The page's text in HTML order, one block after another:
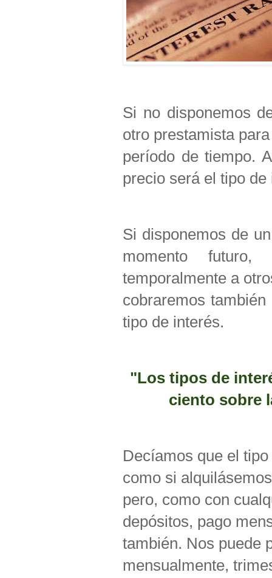
Si no disponemos
otro prestamista
período de tiempo.
precio será el tipo de
Si disponemos de
momento
temporalmente a
cobraremos
tipo de interés.
"Los tipos de
ciento sobre
Decíamos que el
como si
pero, como con
depósitos, pago
también. Nos puede
mensualmente,